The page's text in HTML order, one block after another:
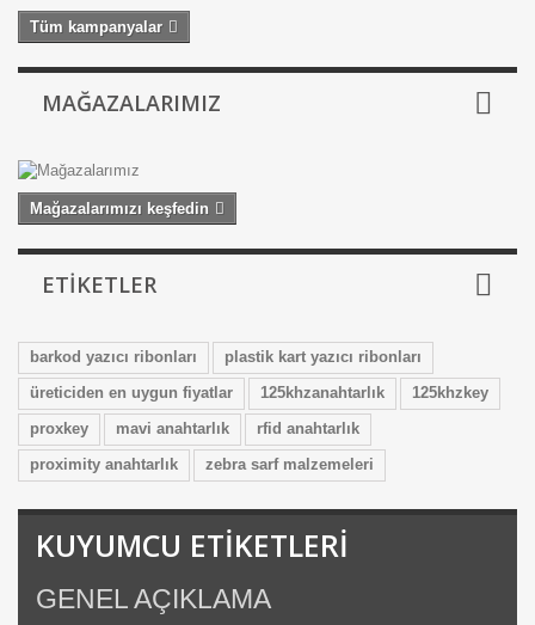
Tüm kampanyalar
MAĞAZALARIMIZ
Mağazalarımızı keşfedin
ETIKETLER
barkod yazıcı ribonları
plastik kart yazıcı ribonları
üreticiden en uygun fiyatlar
125khzanahtarlık
125khzkey
proxkey
mavi anahtarlık
rfid anahtarlık
proximity anahtarlık
zebra sarf malzemeleri
KUYUMCU ETİKETLERİ
GENEL AÇIKLAMA